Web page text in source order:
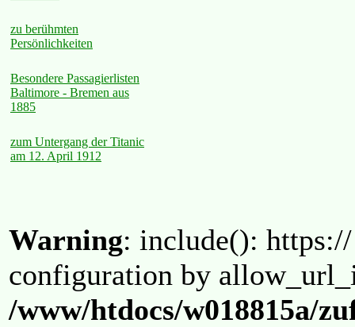
zu berühmten
Persönlichkeiten
Besondere Passagierlisten
Baltimore - Bremen aus
1885
zum Untergang der Titanic
am 12. April 1912
Warning: include():
configuration by
/www/htdocs/w018815a/